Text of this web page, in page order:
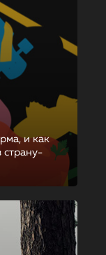
и как
страну-